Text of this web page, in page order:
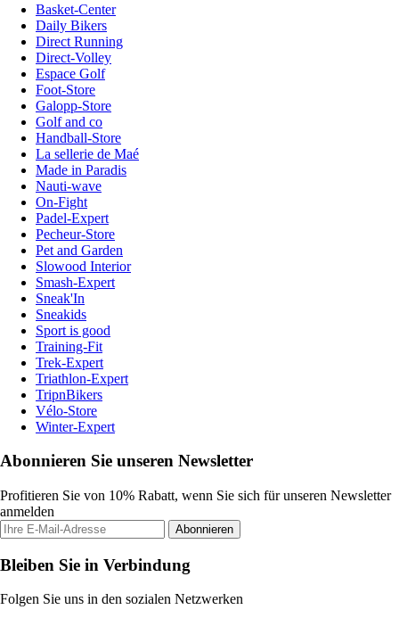
Basket-Center
Daily Bikers
Direct Running
Direct-Volley
Espace Golf
Foot-Store
Galopp-Store
Golf and co
Handball-Store
La sellerie de Maé
Made in Paradis
Nauti-wave
On-Fight
Padel-Expert
Pecheur-Store
Pet and Garden
Slowood Interior
Smash-Expert
Sneak'In
Sneakids
Sport is good
Training-Fit
Trek-Expert
Triathlon-Expert
TripnBikers
Vélo-Store
Winter-Expert
Abonnieren Sie unseren Newsletter
Profitieren Sie von 10% Rabatt, wenn Sie sich für unseren Newsletter
anmelden
Abonnieren
Bleiben Sie in Verbindung
Folgen Sie uns in den sozialen Netzwerken